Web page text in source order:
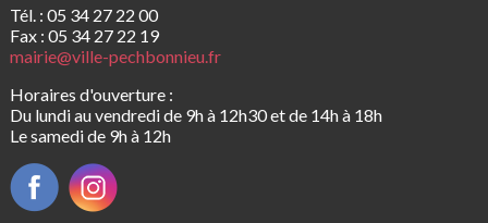
Tél. : 05 34 27 22 00
Fax : 05 34 27 22 19
mairie@ville-pechbonnieu.fr
Horaires d'ouverture :
Du lundi au vendredi de 9h à 12h30 et de 14h à 18h
Le samedi de 9h à 12h